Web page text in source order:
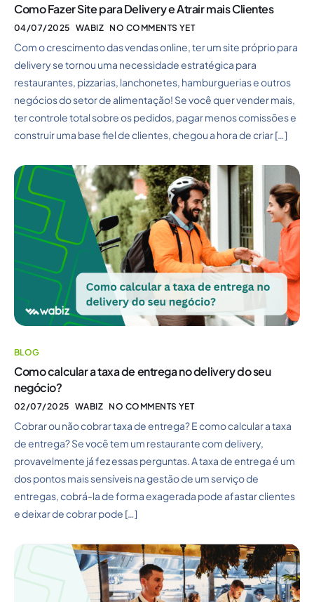
Como Fazer Site para Delivery e Atrair mais Clientes
04/07/2025 WABIZ NO COMMENTS YET
Com o crescimento das vendas online, ter um site próprio para
delivery se tornou uma necessidade estratégica para
restaurantes, pizzarias, lanchonetes, hamburguerias e outros
negócios do setor de alimentação! Se você quer vender mais,
ter controle total sobre os pedidos, pagar menos comissões e
construir uma base fiel de clientes, chegou a hora de criar […]
BLOG
Como calcular a taxa de entrega no delivery do seu
negócio?
02/07/2025 WABIZ NO COMMENTS YET
Cobrar ou não cobrar taxa de entrega? E como calcular a taxa
de entrega? Se você tem um restaurante com delivery,
provavelmente já fez essas perguntas. A taxa de entrega é um
dos pontos mais sensíveis na gestão de um serviço de
entregas, cobrá-la de forma exagerada pode afastar clientes
e deixar de cobrar pode […]